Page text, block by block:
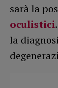
sarà la
oculistici
la